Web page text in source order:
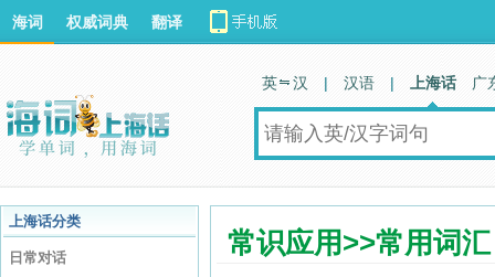
海词 权威词典 翻译
英 汉 | 汉语 | 上海话 广
上海话分类
日常对话
常识应用>>常用词汇